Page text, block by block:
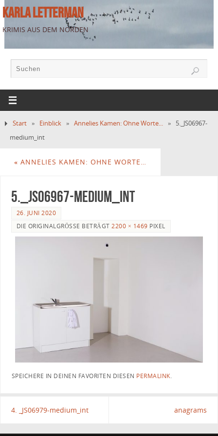
KARLA LETTERMAN
KRIMIS AUS DEM NORDEN
Start » Einblick » Annelies Kamen: Ohne Worte... »
5._JS06967-
medium_int
« ANNELIES KAMEN: OHNE WORTE…
5._JS06967-medium_int
26. JUNI 2020
DIE ORIGINALGRÖSSE BETRÄGT 2200 × 1469 PIXEL
SPEICHERE IN DEINEN FAVORITEN DIESEN PERMALINK.
4. _JS06979-medium_int anagrams